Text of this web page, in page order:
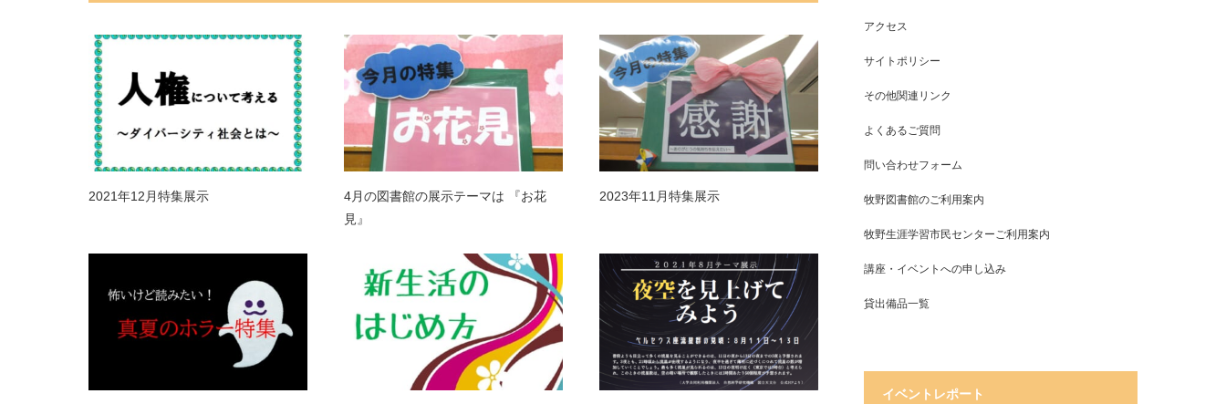
2021年12月特集展示
4月の図書館の展示テーマは 『お花
見』
2023年11月特集展示
アクセス
サイトポリシー
その他関連リンク
よくあるご質問
問い合わせフォーム
牧野図書館のご利用案内
牧野生涯学習市民センターご利用案内
講座・イベントへの申し込み
貸出備品一覧
イベントレポート